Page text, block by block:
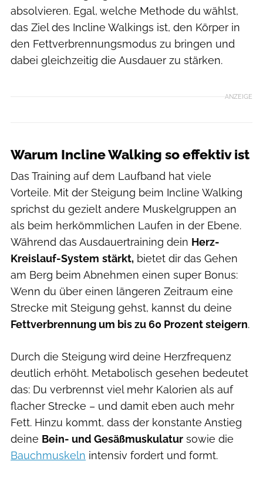
absolvieren. Egal, welche Methode du wählst,
das Ziel des Incline Walkings ist, den Körper in
den Fettverbrennungsmodus zu bringen und
dabei gleichzeitig die Ausdauer zu stärken.
ANZEIGE
Warum Incline Walking so effektiv ist
Das Training auf dem Laufband hat viele
Vorteile. Mit der Steigung beim Incline Walking
sprichst du gezielt andere Muskelgruppen an
als beim herkömmlichen Laufen in der Ebene.
Während das Ausdauertraining dein Herz-
Kreislauf-System stärkt, bietet dir das Gehen
am Berg beim Abnehmen einen super Bonus:
Wenn du über einen längeren Zeitraum eine
Strecke mit Steigung gehst, kannst du deine
Fettverbrennung um bis zu 60 Prozent steigern.
Durch die Steigung wird deine Herzfrequenz
deutlich erhöht. Metabolisch gesehen bedeutet
das: Du verbrennst viel mehr Kalorien als auf
flacher Strecke – und damit eben auch mehr
Fett. Hinzu kommt, dass der konstante Anstieg
deine Bein- und Gesäßmuskulatur sowie die
Bauchmuskeln intensiv fordert und formt.